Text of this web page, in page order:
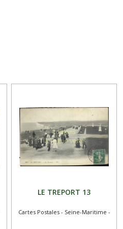
LE TREPORT 13
Cartes Postales - Seine-Maritime -